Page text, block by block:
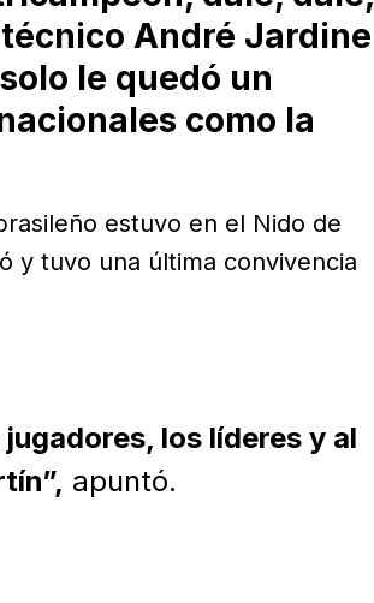
André Jardine
le quedó un
como la
estuvo en el Nido de
y tuvo una última convivencia
los líderes y al
apuntó.